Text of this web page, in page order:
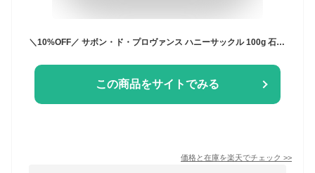
＼10%OFF／ サボン・ド・プロヴァンス ハニーサックル 100g 石けん 石鹸 マルセイユソープ フランス 製 メートル・サボン・ド・マルセイユ フレグランスソープ 香り ソープ 香り付き石鹸 パーム油 プチギフト ギフト プレゼント
この商品をサイトでみる
価格と在庫を楽天でチェック >>